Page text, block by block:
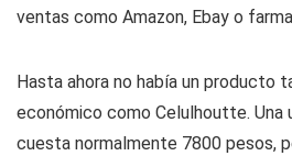
ventas como Amazon, Ebay o
Hasta ahora no había un producto
económico como Celulhoutte. Una
cuesta normalmente 7800 pesos,